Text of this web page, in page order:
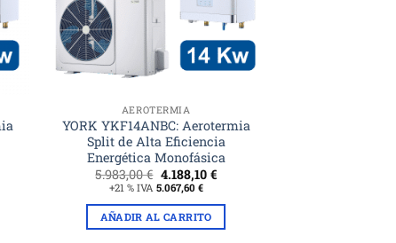
AEROTERMIA
YORK YKF14ANBC: Aerotermia
Split de Alta Eficiencia
Energética Monofásica
5.983,00€ El
precio
original
era:
5.983,00 €.
4.188,10 €El
precio
es:
+21 % IVA 5.067,60 €
AÑADIR AL CARRITO